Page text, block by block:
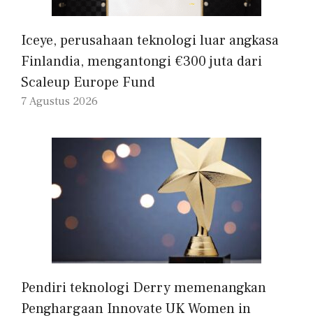
Iceye, perusahaan teknologi luar angkasa
Finlandia, mengantongi €300 juta dari
Scaleup Europe Fund
7 Agustus 2026
Pendiri teknologi Derry memenangkan
Penghargaan Innovate UK Women in